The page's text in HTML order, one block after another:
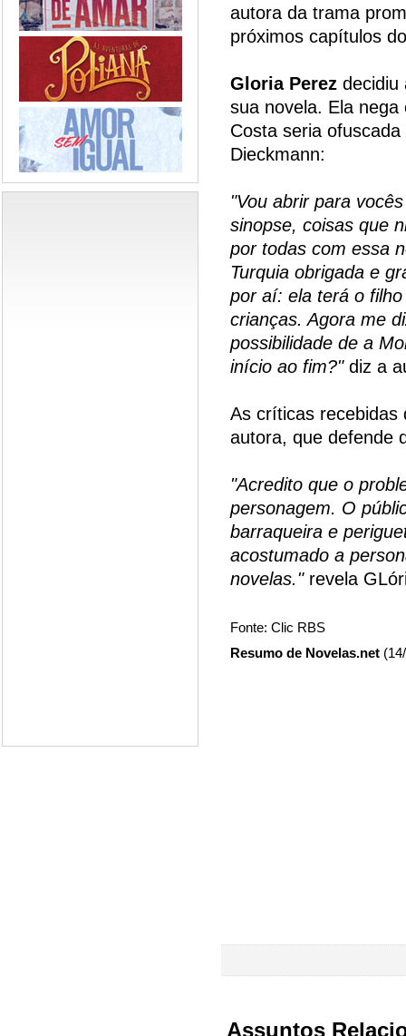
autora da trama
próximos capítulos
Gloria Perez decidiu
sua novela. Ela
Costa seria
Dieckmann:
"Vou abrir para
sinopse, coisas que
por todas com essa
Turquia obrigada e
por aí: ela terá o
crianças. Agora me
possibilidade de a
início ao fim?"diz a
As críticas recebidas
autora, que defende
"Acredito que o
personagem. O
barraqueira e
acostumado a
novelas."revela
Fonte: Clic RBS
Resumo de Novelas.net
Assuntos